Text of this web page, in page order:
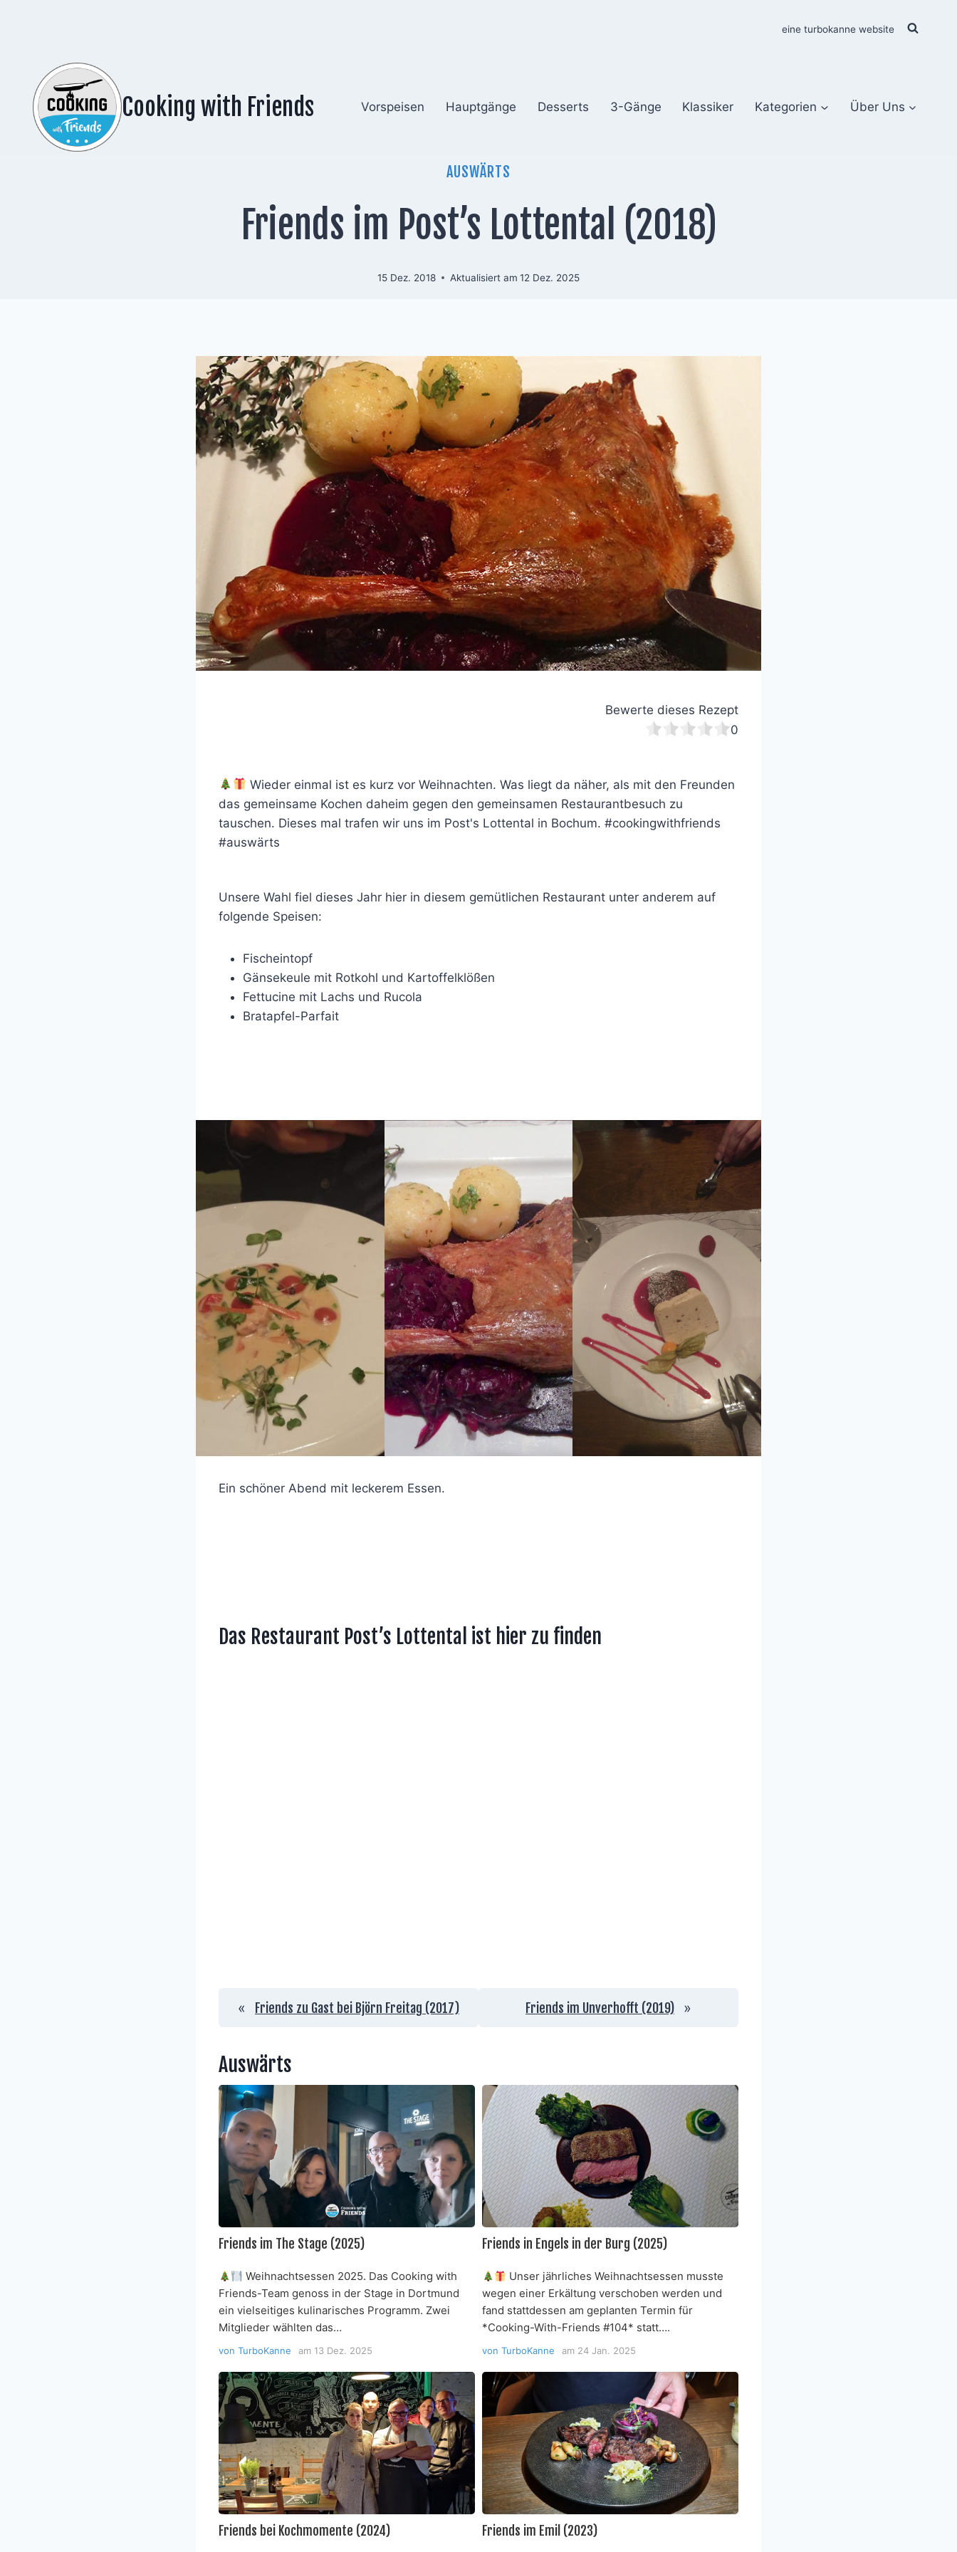
eine turbokanne website
Cooking with Friends Vorspeisen Hauptgänge Desserts 3-Gänge Klassiker Kategorien Über Uns
AUSWÄRTS
Friends im Post’s Lottental (2018)
15 Dez. 2018 Aktualisiert am 12 Dez. 2025
Bewerte dieses Rezept
0
Wieder einmal ist es kurz vor Weihnachten. Was liegt da näher, als mit den Freunden
das gemeinsame Kochen daheim gegen den gemeinsamen Restaurantbesuch zu
tauschen. Dieses mal trafen wir uns im Post's Lottental in Bochum. #cookingwithfriends
#auswärts
Unsere Wahl fiel dieses Jahr hier in diesem gemütlichen Restaurant unter anderem auf
folgende Speisen:
Fischeintopf
Gänsekeule mit Rotkohl und Kartoffelklößen
Fettucine mit Lachs und Rucola
Bratapfel-Parfait
Ein schöner Abend mit leckerem Essen.
Das Restaurant Post’s Lottental ist hier zu finden
« Friends zu Gast bei Björn Freitag (2017) Friends im Unverhofft (2019) »
Auswärts
Friends im The Stage (2025)
Weihnachtsessen 2025. Das Cooking with
Friends-Team genoss in der Stage in Dortmund
ein vielseitiges kulinarisches Programm. Zwei
Mitglieder wählten das…
von TurboKanne am 13 Dez. 2025
Friends in Engels in der Burg (2025)
Unser jährliches Weihnachtsessen musste
wegen einer Erkältung verschoben werden und
fand stattdessen am geplanten Termin für
*Cooking-With-Friends #104* statt….
von TurboKanne am 24 Jan. 2025
Friends bei Kochmomente (2024) Friends im Emil (2023)